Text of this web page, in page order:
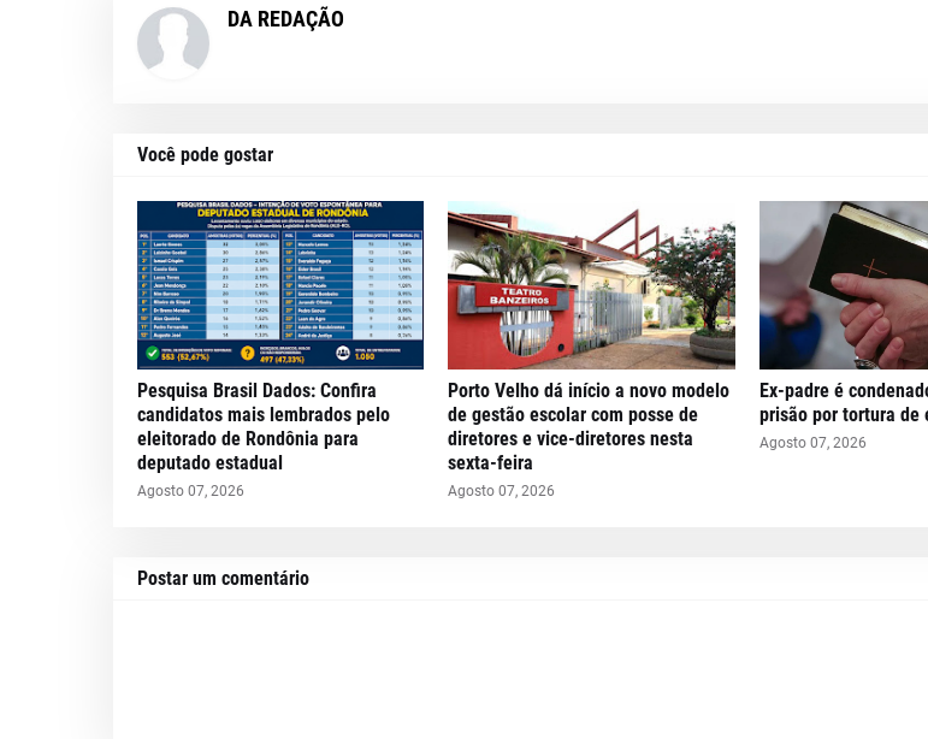
DA REDAÇÃO
Você pode gostar
Pesquisa Brasil Dados: Confira
candidatos mais lembrados pelo
eleitorado de Rondônia para
deputado estadual
Agosto 07, 2026
Porto Velho dá início a novo modelo
de gestão escolar com posse de
diretores e vice-diretores nesta
sexta-feira
Agosto 07, 2026
Ex-padre é
prisão por tortura de
Agosto 07, 2026
Postar um comentário